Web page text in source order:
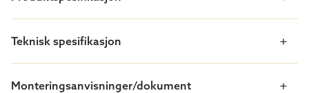
Teknisk spesifikasjon
Monteringsanvisninger/dokument